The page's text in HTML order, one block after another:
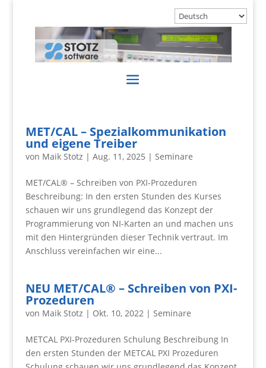
MET/CAL – Spezialkommunikation
und eigene Treiber
von Maik Stotz | Aug. 11, 2025 | Seminare
MET/CAL® – Schreiben von PXI-Prozeduren
Beschreibung: In den ersten Stunden des Kurses
schauen wir uns grundlegend das Konzept der
Programmierung von NI-Karten an und machen uns
mit den Hintergründen dieser Technik vertraut. Im
Anschluss vereinfachen wir eine...
NEU MET/CAL® – Schreiben von PXI-
Prozeduren
von Maik Stotz | Okt. 10, 2022| Seminare
METCAL PXI-Prozeduren Schulung Beschreibung In
den ersten Stunden der METCAL PXI Prozeduren